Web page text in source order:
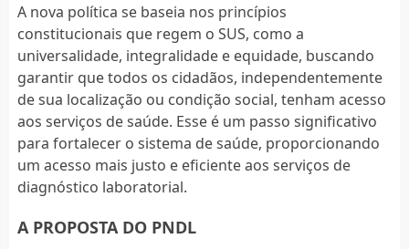
A nova política se baseia nos princípios
constitucionais que regem o SUS, como a
universalidade, integralidade e equidade, buscando
garantir que todos os cidadãos, independentemente
de sua localização ou condição social, tenham acesso
aos serviços de saúde. Esse é um passo significativo
para fortalecer o sistema de saúde, proporcionando
um acesso mais justo e eficiente aos serviços de
diagnóstico laboratorial.
A PROPOSTA DO PNDL